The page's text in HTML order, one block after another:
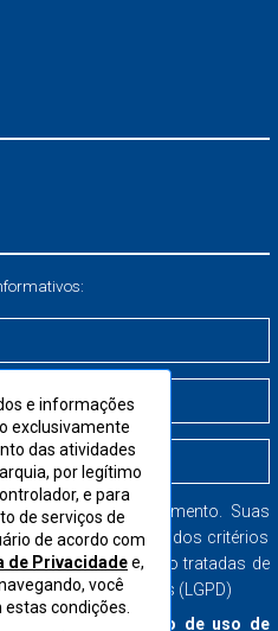
a qualquer momento. Suas
dentro dos mais rígidos critérios
do CORE-SP e serão tratadas de
de Dados Pessoais (LGPD)
de Consentimento de uso de
e informações
exclusivamente
das atividades
por legítimo
e para
de serviços de
de acordo com
de Privacidadee,
você
condições.